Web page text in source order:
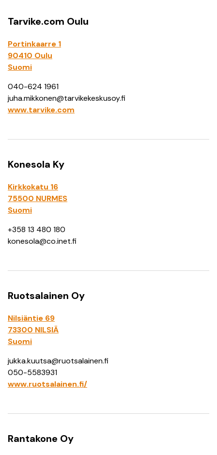
Tarvike.com Oulu
Portinkaarre 1
90410 Oulu
Suomi
040-624 1961
juha.mikkonen@tarvikekeskusoy.fi
www.tarvike.com
Konesola Ky
Kirkkokatu 16
75500 NURMES
Suomi
+358 13 480 180
konesola@co.inet.fi
Ruotsalainen Oy
Nilsiäntie 69
73300 NILSIÄ
Suomi
jukka.kuutsa@ruotsalainen.fi
050-5583931
www.ruotsalainen.fi/
Rantakone Oy